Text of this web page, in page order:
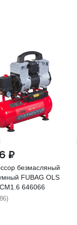
₽
безмасляный
FUBAG OLS
646066